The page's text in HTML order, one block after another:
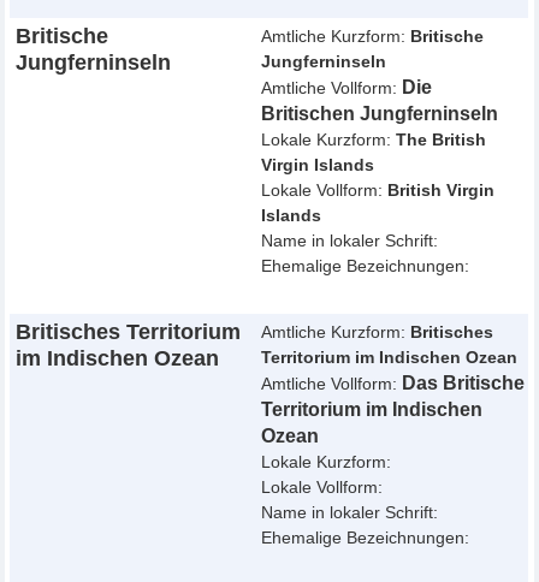
Britische
Jungferninseln
Amtliche Kurzform: Britische
Jungferninseln
Amtliche Vollform: Die
Britischen Jungferninseln
Lokale Kurzform:The British
Virgin Islands
Lokale Vollform: British Virgin
Islands
Name in lokaler Schrift:
Ehemalige Bezeichnungen:
Britisches Territorium
im Indischen Ozean
Amtliche Kurzform: Britisches
Territorium im Indischen Ozean
Amtliche Vollform: Das Britische
Territorium im Indischen
Ozean
Lokale Kurzform:
Lokale Vollform:
Name in lokaler Schrift:
Ehemalige Bezeichnungen: